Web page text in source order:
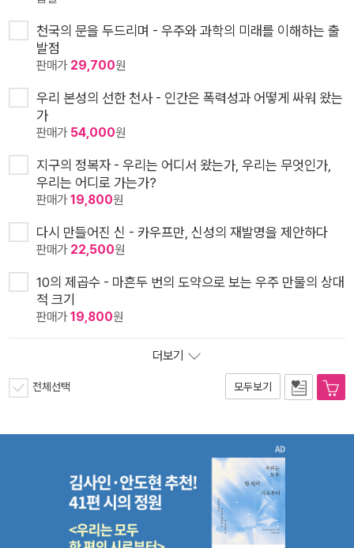
천국의 문을 두드리며 - 우주와 과학의 미래를 이해하는 출
발점
판매가 29,700원
우리 본성의 선한 천사 - 인간은 폭력성과 어떻게 싸워 왔는
가
판매가 54,000원
지구의 정복자 - 우리는 어디서 왔는가, 우리는 무엇인가,
우리는 어디로 가는가?
판매가19,800원
다시 만들어진 신 - 카우프만, 신성의 재발명을 제안하다
판매가 22,500원
10의 제곱수 - 마흔두 번의 도약으로 보는 우주 만물의 상대
적 크기
판매가19,800원
더보기
전체선택 모두보기